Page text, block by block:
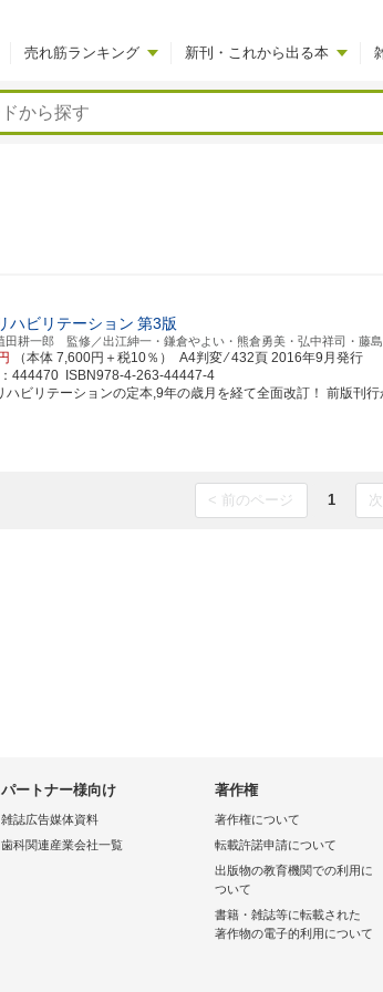
売れ筋ランキング 新刊・これから出る本
ハビリテーション 第3版
田耕一郎 監修／出江紳一・鎌倉やよい・熊倉勇美・弘中祥司・藤
（本体 7,600円＋税10％） A4判変 ⁄ 432頁 2016年9月発行
444470 ISBN978-4-263-44447-4
ハビリテーションの定本,9年の歳月を経て全面改訂！ 前版刊
< 前のページ 1
パートナー様向け
雑誌広告媒体資料
歯科関連産業会社一覧
著作権
著作権について
転載許諾申請について
出版物の教育機関での利用に
ついて
書籍・雑誌等に転載された
著作物の電子的利用について